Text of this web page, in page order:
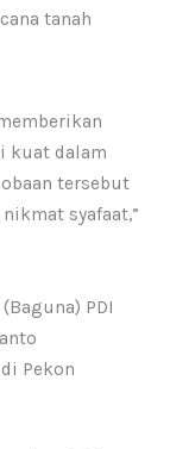
tanah
kuat dalam
tersebut
syafaat,”
PDI
Pekon